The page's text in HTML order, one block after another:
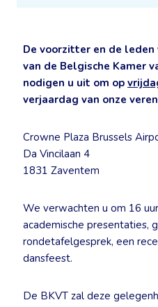
De voorzitter en de
van de Belgische Kamer
nodigen u uit om op
verjaardag van onze
Crowne Plaza Brussels
Da Vincilaan 4
1831 Zaventem
We verwachten u om 16
academische presentaties,
rondetafelgesprek, een
dansfeest.
De BKVT zal deze